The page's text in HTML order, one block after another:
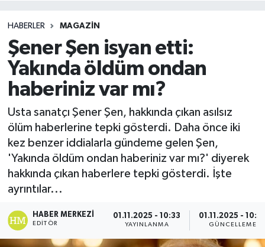
HABERLER MAGAZİN
Şener Şen isyan etti:
Yakında öldüm ondan
haberiniz var mı?
Usta sanatçı Şener Şen, hakkında çıkan asılsız
ölüm haberlerine tepki gösterdi. Daha önce iki
kez benzer iddialarla gündeme gelen Şen,
'Yakında öldüm ondan haberiniz var mı?' diyerek
hakkında çıkan haberlere tepki gösterdi. İşte
ayrıntılar...
HABER MERKEZI
EDITÖR
01.11.2025 - 10:33
YAYINLANMA
01.11.2025 -
GÜNCELLEME
Haber Arşivi